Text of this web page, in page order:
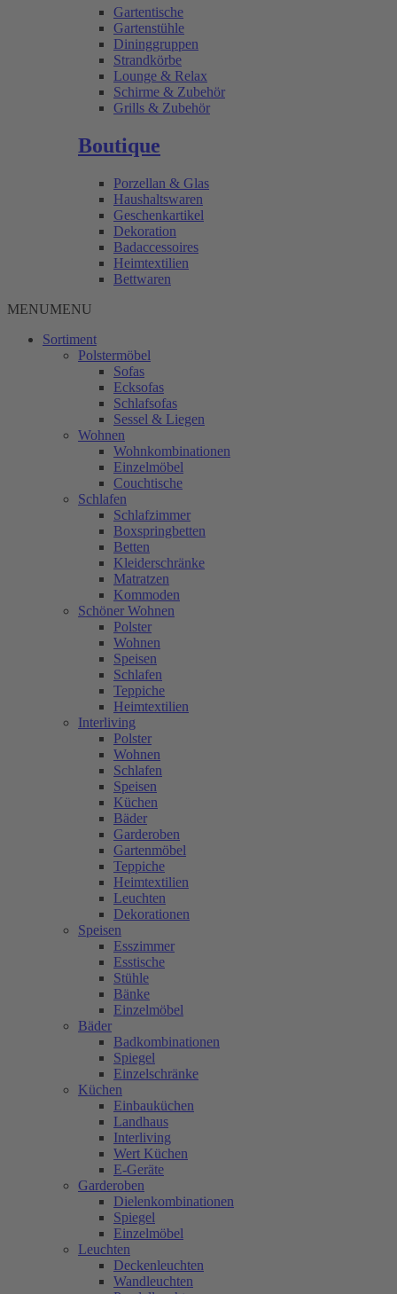
Gartentische
Gartenstühle
Dininggruppen
Strandkörbe
Lounge & Relax
Schirme & Zubehör
Grills & Zubehör
Boutique
Porzellan & Glas
Haushaltswaren
Geschenkartikel
Dekoration
Badaccessoires
Heimtextilien
Bettwaren
MENUMENU
Sortiment
Polstermöbel
Sofas
Ecksofas
Schlafsofas
Sessel & Liegen
Wohnen
Wohnkombinationen
Einzelmöbel
Couchtische
Schlafen
Schlafzimmer
Boxspringbetten
Betten
Kleiderschränke
Matratzen
Kommoden
Schöner Wohnen
Polster
Wohnen
Speisen
Schlafen
Teppiche
Heimtextilien
Interliving
Polster
Wohnen
Schlafen
Speisen
Küchen
Bäder
Garderoben
Gartenmöbel
Teppiche
Heimtextilien
Leuchten
Dekorationen
Speisen
Esszimmer
Esstische
Stühle
Bänke
Einzelmöbel
Bäder
Badkombinationen
Spiegel
Einzelschränke
Küchen
Einbauküchen
Landhaus
Interliving
Wert Küchen
E-Geräte
Garderoben
Dielenkombinationen
Spiegel
Einzelmöbel
Leuchten
Deckenleuchten
Wandleuchten